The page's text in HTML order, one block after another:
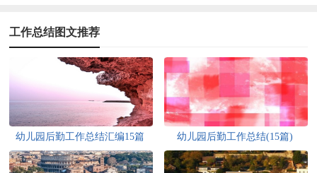
工作总结图文推荐
幼儿园后勤工作总结汇编15篇 幼儿园后勤工作总结(15篇)